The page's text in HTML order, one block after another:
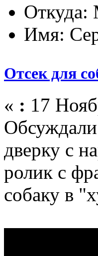
Откуда:
Имя:
Отсек для
« : 17
Обсуждали
дверку с
ролик с
собаку в